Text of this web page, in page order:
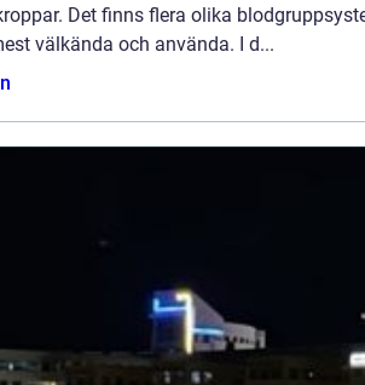
Det finns flera olika
välkända och använda. I d...